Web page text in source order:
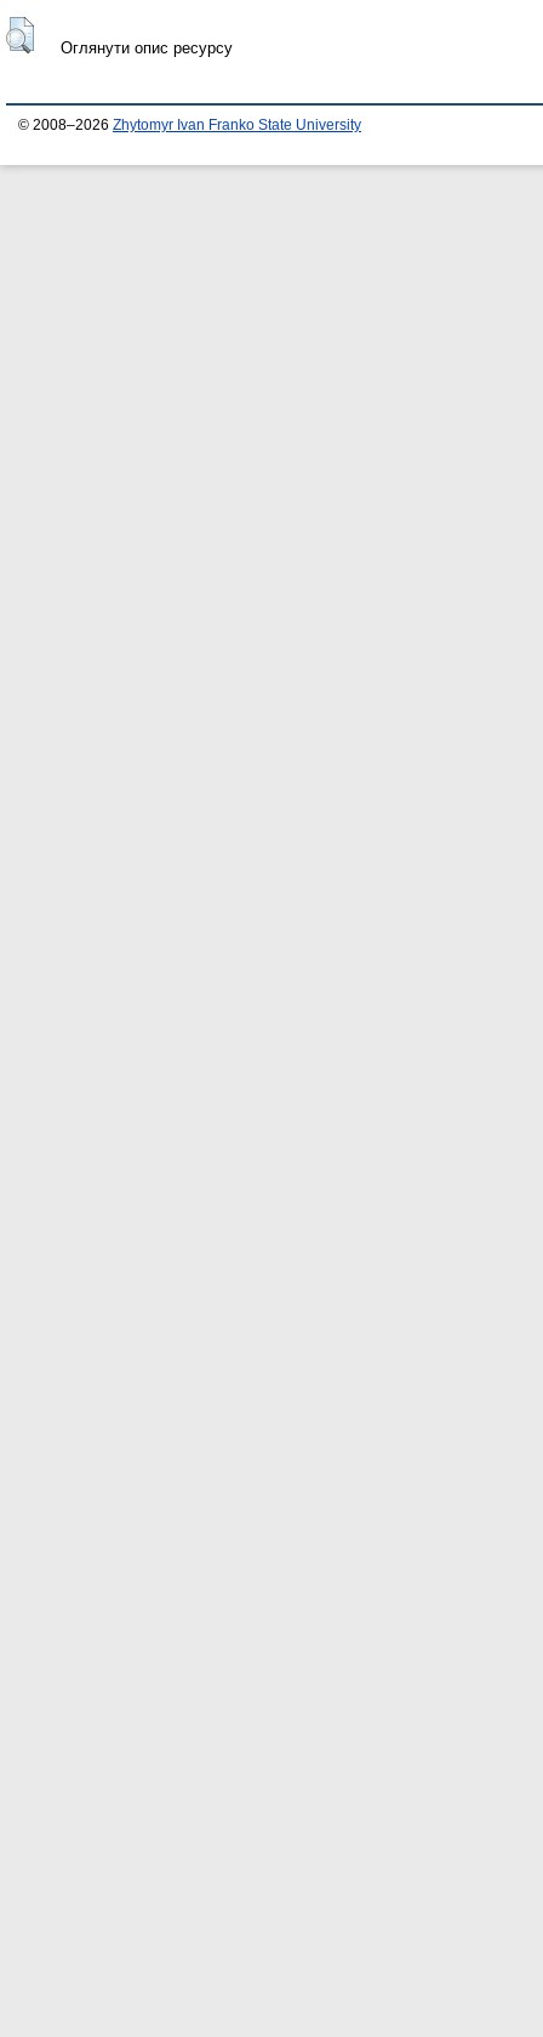
Оглянути опис ресурсу
© 2008–2026 Zhytomyr Ivan Franko State University